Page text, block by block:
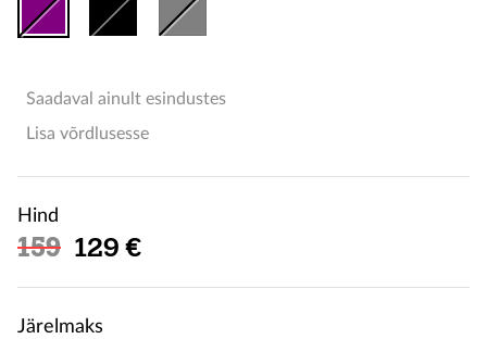
Saadaval ainult esindustes
Lisa võrdlusesse
Hind
159 Soodushind
129 €
Järelmaks